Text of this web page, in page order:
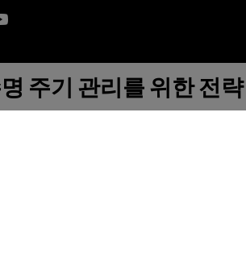
주기 관리를 위한 전략